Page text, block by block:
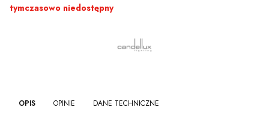
tymczasowo niedostępny
OPIS OPINIE DANE TECHNICZNE